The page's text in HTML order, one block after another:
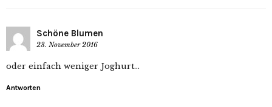
Schöne Blumen
23. November 2016
oder einfach weniger Joghurt…
Antworten